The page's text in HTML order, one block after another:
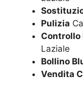
Pulizia
Controllo
Laziale
Bollino
Vendita